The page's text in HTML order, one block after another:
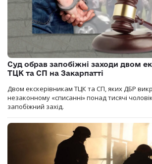
Суд обрав запобіжні заходи двом
ТЦК та СП на Закарпатті
Двом екскерівникам ТЦК та СП, яких ДБР
незаконному «списанні» понад тисячі
запобіжний захід.